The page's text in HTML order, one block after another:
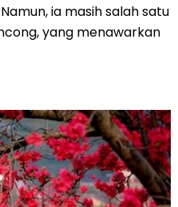
ia masih salah satu
yang menawarkan